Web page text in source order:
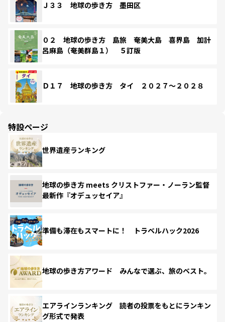
Ｊ３３ 地球の歩き方 墨田区
０２ 地球の歩き方 島旅 奄美大島 喜界島 加計
呂麻島（奄美群島１） ５訂版
Ｄ１７ 地球の歩き方 タイ ２０２７～２０２８
特設ページ
世界遺産ランキング
地球の歩き方 meets クリストファー・ノーラン監督
最新作『オデュッセイア』
準備も滞在もスマートに！ トラベルハック2026
地球の歩き方アワード みんなで選ぶ、旅のベスト。
エアラインランキング 読者の投票をもとにランキン
グ形式で発表